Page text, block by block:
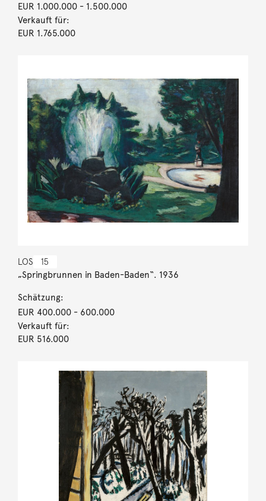
EUR 1.000.000- 1.500.000
Verkauft für:
EUR 1.765.000
LOS 15
„Springbrunnen in Baden-Baden“. 1936
Schätzung:
EUR 400.000- 600.000
Verkauft für:
EUR 516.000